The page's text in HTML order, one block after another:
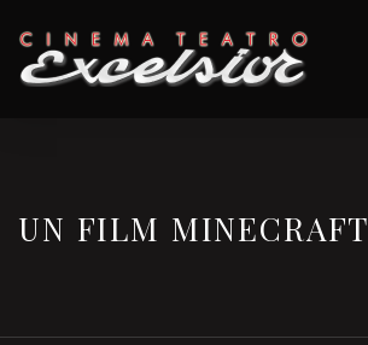
UN FILM MINECRAFT